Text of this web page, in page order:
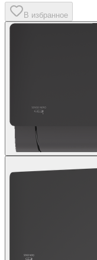
В избранное